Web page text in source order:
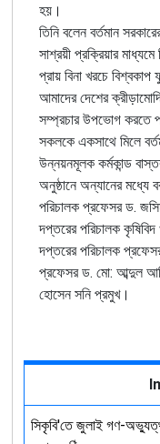
হয়।
তিনি বলেন বর্তমান
সাশ্রয়ী প্রক্রিয়ার মাধ্যমে
প্রায় বিনা খরচে বিশ্বকাপ
আমাদের দেশের
সম্প্রচার উপভোগ করতে
সকলকে একসাথে মিলে
উন্নয়নমূলক কর্মকান্ড
অনুষ্ঠানে অন্যানের মধ্যে
পরিচালক প্রফেসর ড.
দপ্তরের পরিচালক কৃষিবিদ
দপ্তরের পরিচালক
প্রফেসর ড. মো: আব্দুল
হোসেন সনি প্রমুখ।
সিকৃবি'তে জুলাই গণ-